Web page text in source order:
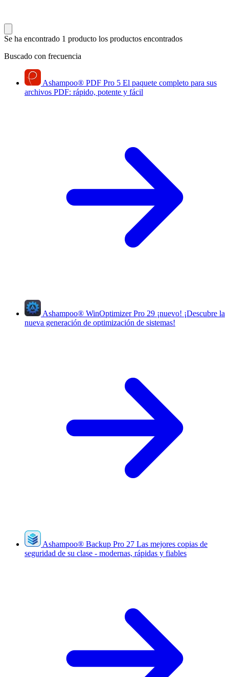
Se ha encontrado 1 producto los productos encontrados
Buscado con frecuencia
Ashampoo® PDF Pro 5 El paquete completo para sus
archivos PDF: rápido, potente y fácil
Ashampoo® WinOptimizer Pro 29 ¡nuevo! ¡Descubre la
nueva generación de optimización de sistemas!
Ashampoo® Backup Pro 27 Las mejores copias de
seguridad de su clase - modernas, rápidas y fiables